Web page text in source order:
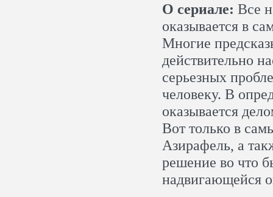
О сериале: Все
оказывается в
Многие
действительно
серьезных
человеку. В
оказывается
Вот только в
Азирафель, а
решение во что
надвигающейся